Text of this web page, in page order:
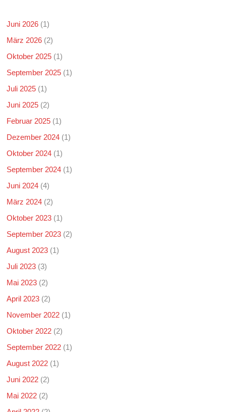
Juni 2026 (1)
März 2026 (2)
Oktober 2025 (1)
September 2025 (1)
Juli 2025 (1)
Juni 2025 (2)
Februar 2025 (1)
Dezember 2024 (1)
Oktober 2024 (1)
September 2024 (1)
Juni 2024 (4)
März 2024 (2)
Oktober 2023 (1)
September 2023 (2)
August 2023 (1)
Juli 2023 (3)
Mai 2023 (2)
April 2023 (2)
November 2022 (1)
Oktober 2022 (2)
September 2022 (1)
August 2022 (1)
Juni 2022 (2)
Mai 2022 (2)